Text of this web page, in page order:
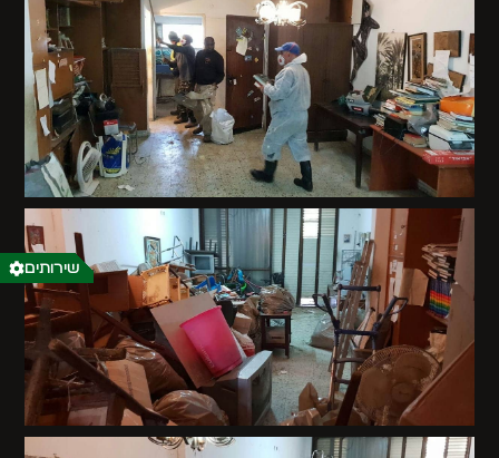
שירותים